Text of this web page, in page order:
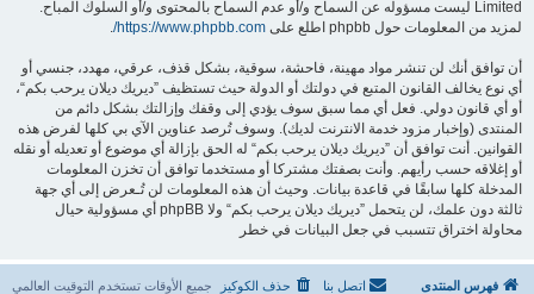
Limited ليست مسؤوله عن السماح و/أو عدم السماح بالمحتوى و/أو السلوك المباح.
لمزيد من المعلومات حول phpbb اطلع على
https://www.phpbb.com/
.
أن توافق أنك لن تنشر مواد مهينة، فاحشة، سوقية، بشكل قذف، عرقي، مهدد، جنسي أو
أي نوع يخالف القانون المتبع في دولتك أو الدولة حيث تستظيف ”ديريك ديلان يرحب بكم“،
أو أي قانون دولي. فعل أي مما سبق سوف يؤدي إلى وقفك وإزالتك بشكل دائم من
المنتدى (وإخبار مزود خدمة الانترنت لديك). وسوف تُرصد عناوين الآي بي كلها لفرض هذه
القوانين. أنت توافق أن ”ديريك ديلان يرحب بكم“ له الحق بإزالة أي موضوع أو تعديله أو نقله
أو إغلاقه حسب رأيهم. وأنت بصفتك مشتركا أو مستخدما توافق أن تخزن المعلومات
المدخلة كلها سابقًا في قاعدة بيانات. وحيث أن هذه المعلومات لن تُـعرض إلى أي جهة
ثالثة دون علمك، لن يتحمل ”ديريك ديلان يرحب بكم“ ولا phpBB أي مسؤولية حيال
محاولة اختراق تتسبب في جعل البيانات في خطر
فهرس المنتدى جميع الأوقات تستخدم التوقيت العالمي حذف الكوكيز اتصل بنا